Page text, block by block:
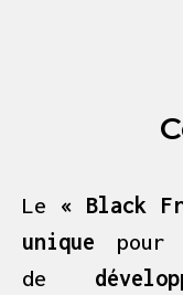
Le « Black
unique pour
de